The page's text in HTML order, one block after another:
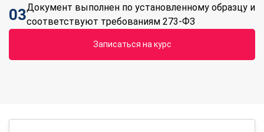
03Документ выполнен по установленному образцу и
соответствуют требованиям 273-ФЗ
Записаться на курс